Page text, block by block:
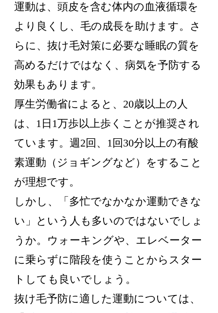
運動は、頭皮を含む体内の血液循環を
より良くし、毛の成長を助けます。さ
らに、抜け毛対策に必要な睡眠の質を
高めるだけではなく、病気を予防する
効果もあります。
厚生労働省によると、20歳以上の人
は、1日1万歩以上歩くことが推奨され
ています。週2回、1回30分以上の有酸
素運動（ジョギングなど）をすること
が理想です。
しかし、「多忙でなかなか運動できな
い」という人も多いのではないでしょ
うか。ウォーキングや、エレベーター
に乗らずに階段を使うことからスター
トしても良いでしょう。
抜け毛予防に適した運動については、